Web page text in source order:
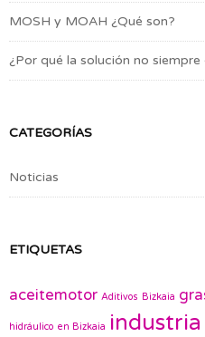
MOSH y MOAH ¿Qué son?
¿Por qué la solución no
CATEGORÍAS
Noticias
ETIQUETAS
aceitemotor Aditivos Bizkaia
hidráulico en Bizkaia industria